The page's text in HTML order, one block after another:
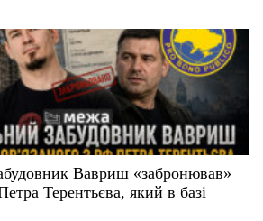
Вавриш «забронював»
Терентьєва, який в базі